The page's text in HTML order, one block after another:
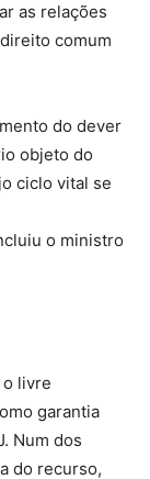
as relações
comum
do dever
objeto do
ciclo vital se
o ministro
livre
garantia
Num dos
do recurso,